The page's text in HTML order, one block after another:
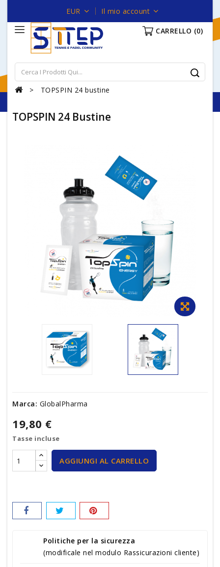
EUR Il mio account
CARRELLO (0)
TOPSPIN 24 bustine
TOPSPIN 24 Bustine
Marca: GlobalPharma
19,80 €
Tasse incluse
AGGIUNGI AL CARRELLO
Politiche per la sicurezza
(modificale nel modulo Rassicurazioni cliente)